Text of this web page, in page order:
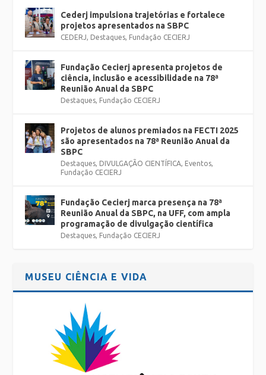
Cederj impulsiona trajetórias e fortalece
projetos apresentados na SBPC
CEDERJ, Destaques, Fundação CECIERJ
Fundação Cecierj apresenta projetos de
ciência, inclusão e acessibilidade na 78ª
Reunião Anual da SBPC
Destaques, Fundação CECIERJ
Projetos de alunos premiados na FECTI 2025
são apresentados na 78ª Reunião Anual da
SBPC
Destaques, DIVULGAÇÃO CIENTÍFICA, Eventos,
Fundação CECIERJ
Fundação Cecierj marca presença na 78ª
Reunião Anual da SBPC, na UFF, com ampla
programação de divulgação científica
Destaques, Fundação CECIERJ
MUSEU CIÊNCIA E VIDA